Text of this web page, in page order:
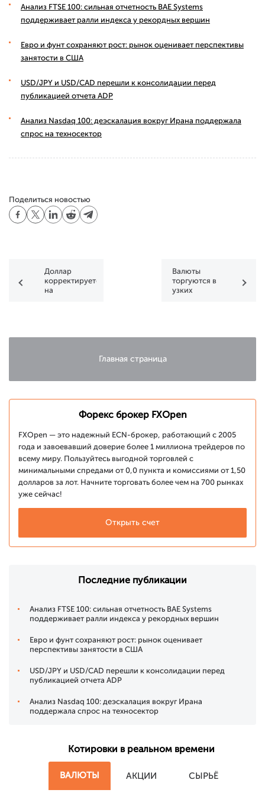
Анализ FTSE 100: сильная отчетность BAE Systems
поддерживает ралли индекса у рекордных вершин
Евро и фунт сохраняют рост: рынок оценивает перспективы
занятости в США
USD/JPY и USD/CAD перешли к консолидации перед
публикацией отчета ADP
Анализ Nasdaq 100: деэскалация вокруг Ирана поддержала
спрос на техносектор
Поделиться новостью
Доллар
корректируется
на
Валюты
торгуются в
узких
Главная страница
Форекс брокер FXOpen
FXOpen — это надежный ECN-брокер, работающий с 2005
года и завоевавший доверие более 1 миллиона трейдеров по
всему миру. Пользуйтесь выгодной торговлей с
минимальными спредами от 0,0 пункта и комиссиями от 1,50
долларов за лот. Начните торговать более чем на 700 рынках
уже сейчас!
Открыть счет
Последние публикации
Анализ FTSE 100: сильная отчетность BAE Systems
поддерживает ралли индекса у рекордных вершин
Евро и фунт сохраняют рост: рынок оценивает
перспективы занятости в США
USD/JPY и USD/CAD перешли к консолидации перед
публикацией отчета ADP
Анализ Nasdaq 100: деэскалация вокруг Ирана
поддержала спрос на техносектор
Котировки в реальном времени
ВАЛЮТЫ АКЦИИ СЫРЬЁ